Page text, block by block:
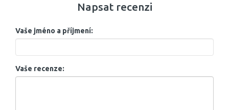
Napsat recenzi
Vaše jméno a příjmení:
Vaše recenze: